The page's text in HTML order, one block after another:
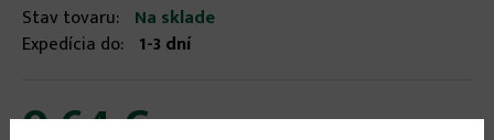
Stav tovaru: Na sklade
Expedícia do: 1-3 dní